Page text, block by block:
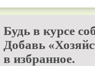
Будь в курсе
Добавь
в избранное.